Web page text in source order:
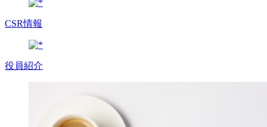
CSR情報
役員紹介